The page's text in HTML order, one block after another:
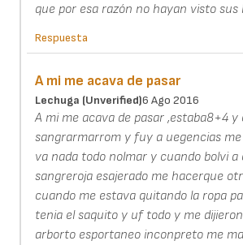
que por esa razón no hayan visto sus
Respuesta
A mi me acava de pasar
Lechuga (unverified)6 Ago 2016
A mi me acava de pasar ,estaba8+4 y
sangrarmarrom y fuy a uegencias
va nada todo nolmar y cuando bolvi
sangreroja esajerado me hacerque
cuando me estava quitando la ropa
tenia el saquito y uf todo y me
arborto esportaneo inconpreto me